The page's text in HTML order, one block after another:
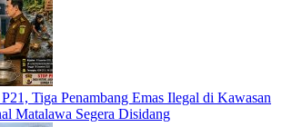
Tiga Penambang Emas Ilegal di Kawasan
Matalawa Segera Disidang